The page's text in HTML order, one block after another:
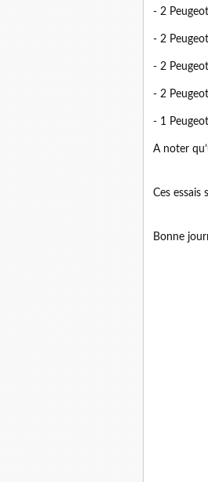
- 2
- 2
- 2
- 2
- 1
A noter
Ces essais
Bonne